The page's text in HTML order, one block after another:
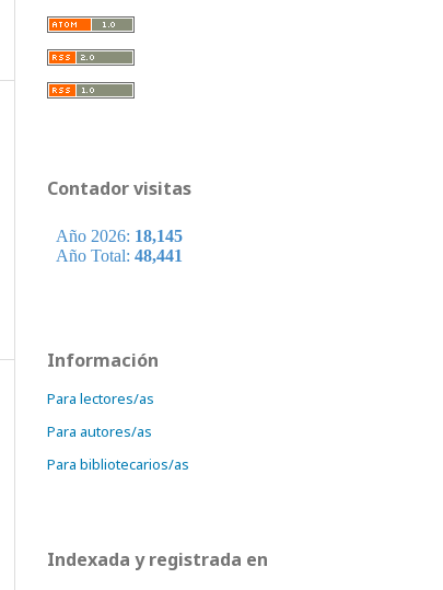
Contador visitas
Información
Para lectores/as
Para autores/as
Para bibliotecarios/as
Indexada y registrada en